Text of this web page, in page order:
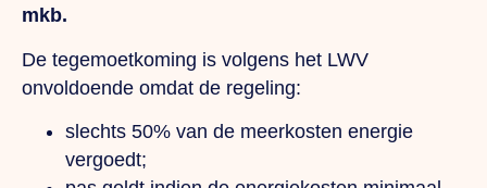
mkb.
De tegemoetkoming is volgens het LWV
onvoldoende omdat de regeling:
slechts 50% van de meerkosten energie
vergoedt;